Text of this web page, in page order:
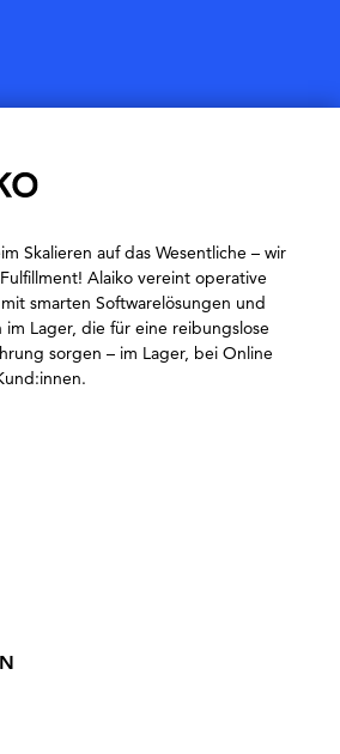
Skalieren auf das Wesentliche – wir
Alaiko vereint operative
smarten Softwarelösungen und
Lager, die für eine reibungslose
sorgen – im Lager, bei Online
.